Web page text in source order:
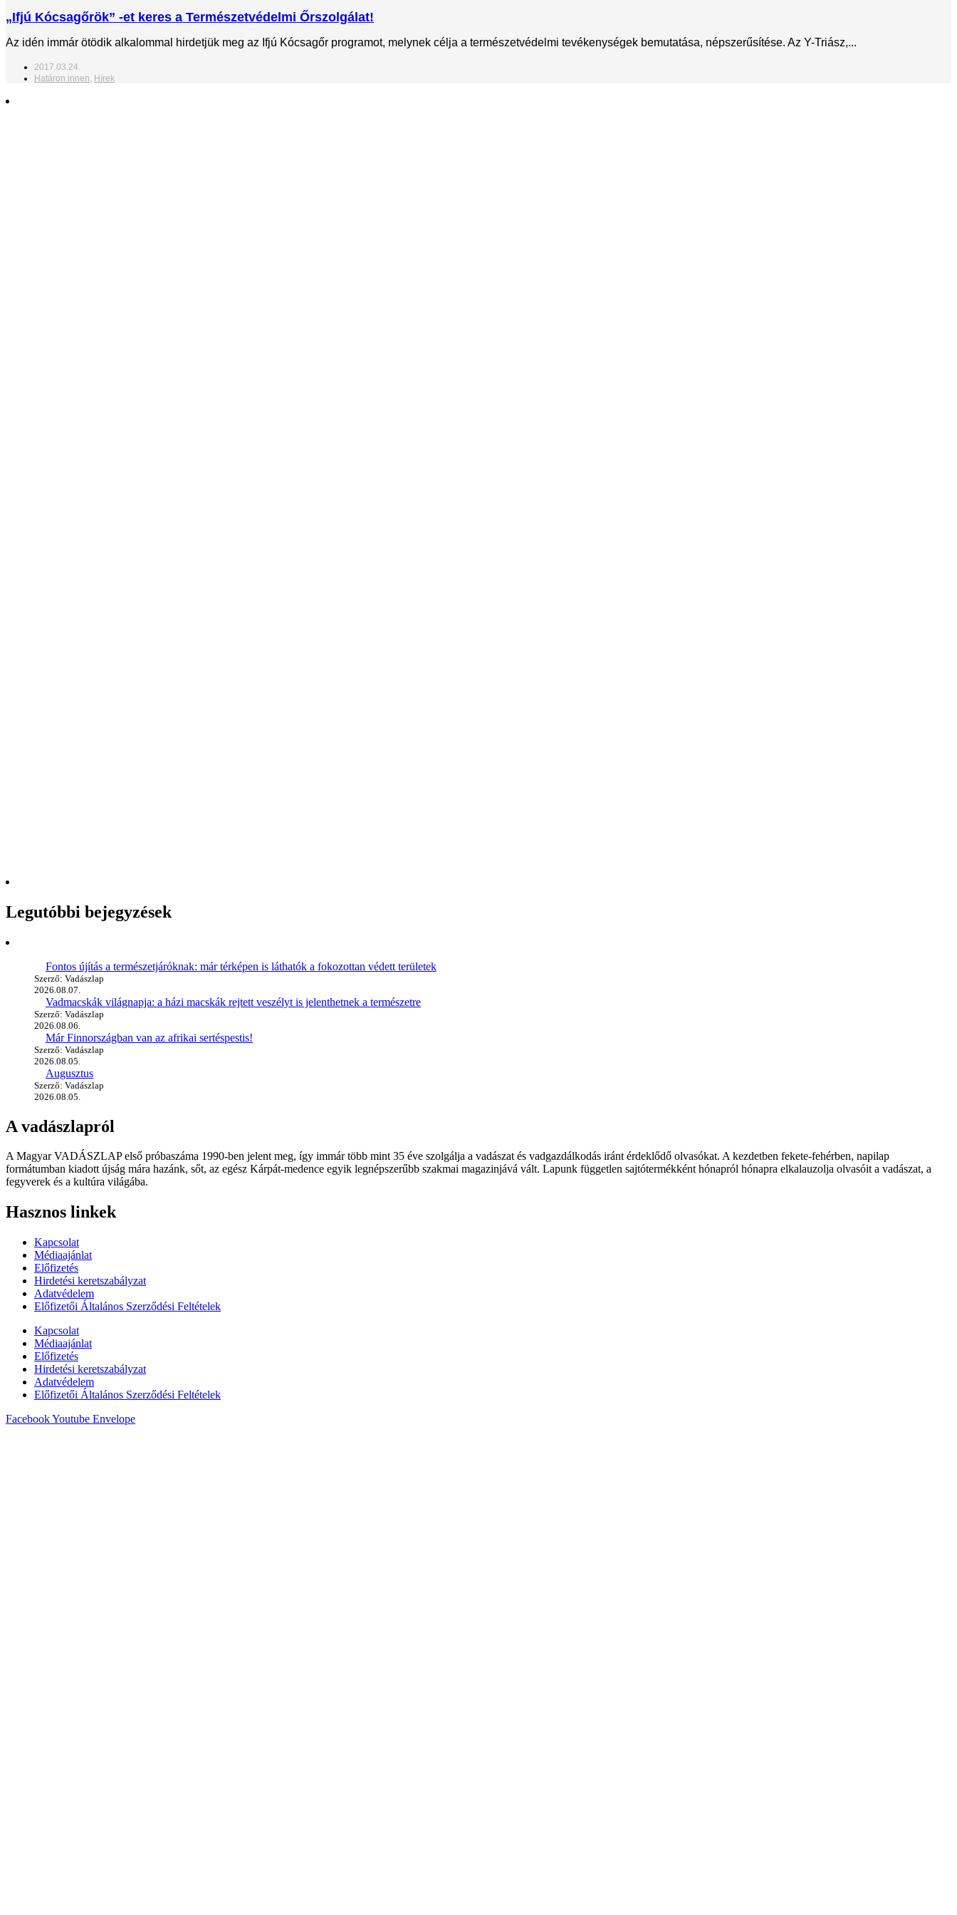
„Ifjú Kócsagőrök” -et keres a Természetvédelmi Őrszolgálat!
Az idén immár ötödik alkalommal hirdetjük meg az Ifjú Kócsagőr programot, melynek célja a természetvédelmi tevékenységek bemutatása, népszerűsítése. Az Y-Triász,...
2017.03.24.
Határon innen, Hírek
Legutóbbi bejegyzések
Fontos újítás a természetjáróknak: már térképen is láthatók a fokozottan védett területek
Szerző: Vadászlap
2026.08.07.
Vadmacskák világnapja: a házi macskák rejtett veszélyt is jelenthetnek a természetre
Szerző: Vadászlap
2026.08.06.
Már Finnországban van az afrikai sertéspestis!
Szerző: Vadászlap
2026.08.05.
Augusztus
Szerző: Vadászlap
2026.08.05.
A vadászlapról
A Magyar VADÁSZLAP első próbaszáma 1990-ben jelent meg, így immár több mint 35 éve szolgálja a vadászat és vadgazdálkodás iránt érdeklődő olvasókat. A kezdetben fekete-fehérben, napilap
formátumban kiadott újság mára hazánk, sőt, az egész Kárpát-medence egyik legnépszerűbb szakmai magazinjává vált. Lapunk független sajtótermékként hónapról hónapra elkalauzolja olvasóit a vadászat, a
fegyverek és a kultúra világába.
Hasznos linkek
Kapcsolat
Médiaajánlat
Előfizetés
Hirdetési keretszabályzat
Adatvédelem
Előfizetői Általános Szerződési Feltételek
Kapcsolat
Médiaajánlat
Előfizetés
Hirdetési keretszabályzat
Adatvédelem
Előfizetői Általános Szerződési Feltételek
FacebookYoutube Envelope